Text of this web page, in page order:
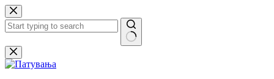
Skip
to
content
No
results